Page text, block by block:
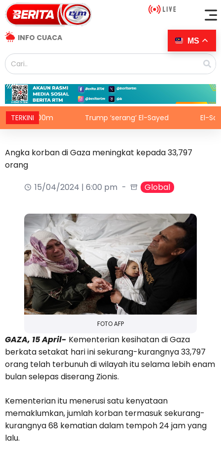
INFO CUACA
TERKINI
100m Trump ‘serang’ El-Sayed El-Sayed
Angka korban di Gaza meningkat kepada 33,797
orang
15/04/2024 | 6:00 pm
Global
FOTO AFP
GAZA, 15 April- Kementerian kesihatan di Gaza
berkata setakat hari ini sekurang-kurangnya 33,797
orang telah terbunuh di wilayah itu selama lebih enam
bulan selepas diserang Zionis.
Kementerian itu menerusi satu kenyataan
memaklumkan, jumlah korban termasuk sekurang-
kurangnya 68 kematian dalam tempoh 24 jam yang
lalu.
MS